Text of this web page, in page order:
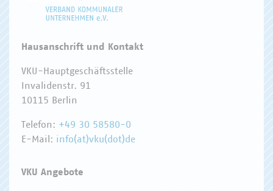
Hausanschrift und Kontakt
VKU-Hauptgeschäftsstelle
Invalidenstr. 91
10115 Berlin
Telefon: +49 30 58580-0
E-Mail: info(at)vku(dot)de
VKU Angebote